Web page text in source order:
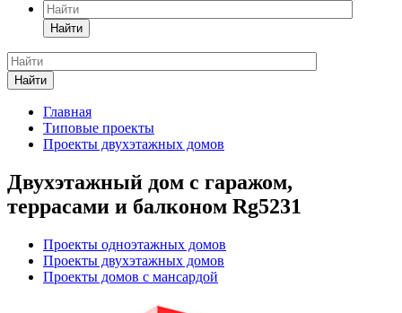
Найти
Найти
Главная
Типовые проекты
Проекты двухэтажных домов
Двухэтажный дом с гаражом,
террасами и балконом Rg5231
Проекты одноэтажных домов
Проекты двухэтажных домов
Проекты домов с мансардой